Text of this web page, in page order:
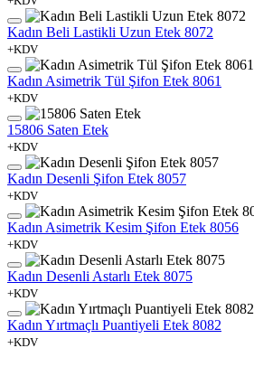
Kadın Beli Lastikli Uzun Etek 8072
+KDV
Kadın Asimetrik Tül Şifon Etek 8061
+KDV
15806 Saten Etek
+KDV
Kadın Desenli Şifon Etek 8057
+KDV
Kadın Asimetrik Kesim Şifon Etek 8056
+KDV
Kadın Desenli Astarlı Etek 8075
+KDV
Kadın Yırtmaçlı Puantiyeli Etek 8082
+KDV